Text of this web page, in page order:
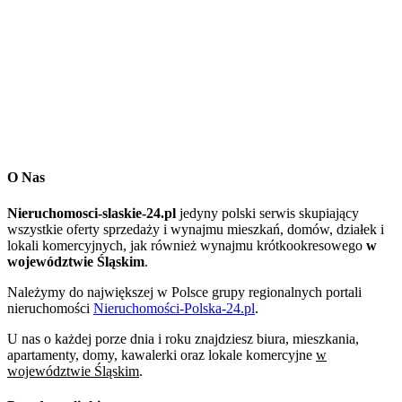
O Nas
Nieruchomosci-slaskie-24.pl jedyny polski serwis skupiający
wszystkie oferty sprzedaży i wynajmu mieszkań, domów, działek i
lokali komercyjnych, jak również wynajmu krótkookresowego w
województwie Śląskim.
Należymy do największej w Polsce grupy regionalnych portali
nieruchomości Nieruchomości-Polska-24.pl.
U nas o każdej porze dnia i roku znajdziesz biura, mieszkania,
apartamenty, domy, kawalerki oraz lokale komercyjne w
województwie Śląskim.